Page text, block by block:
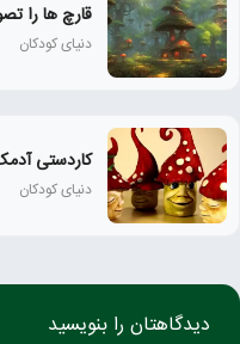
قارچ ها را
دنیای کودکان
کاردستی
دنیای کودکان
دیدگاهتان را بنویسید